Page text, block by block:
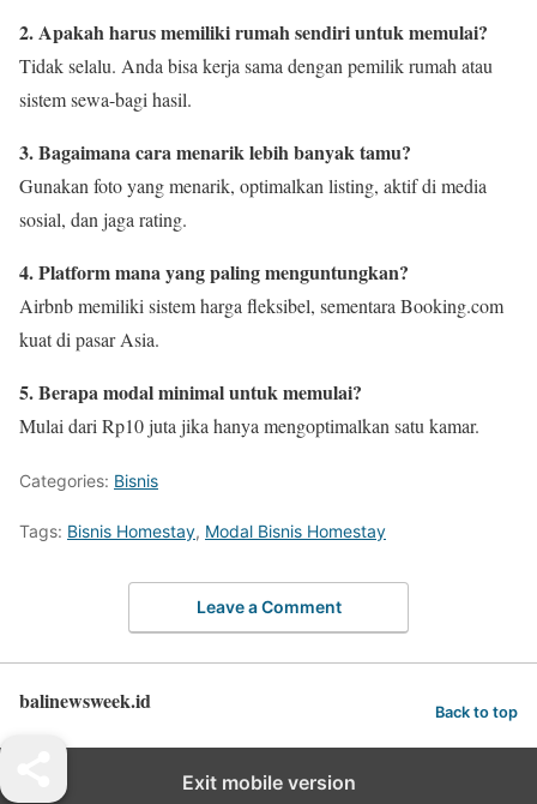
2. Apakah harus memiliki rumah sendiri untuk memulai?
Tidak selalu. Anda bisa kerja sama dengan pemilik rumah atau
sistem sewa-bagi hasil.
3. Bagaimana cara menarik lebih banyak tamu?
Gunakan foto yang menarik, optimalkan listing, aktif di media
sosial, dan jaga rating.
4. Platform mana yang paling menguntungkan?
Airbnb memiliki sistem harga fleksibel, sementara Booking.com
kuat di pasar Asia.
5. Berapa modal minimal untuk memulai?
Mulai dari Rp10 juta jika hanya mengoptimalkan satu kamar.
Categories: Bisnis
Tags: Bisnis Homestay, Modal Bisnis Homestay
Leave a Comment
balinewsweek.id Back to top
Exit mobile version